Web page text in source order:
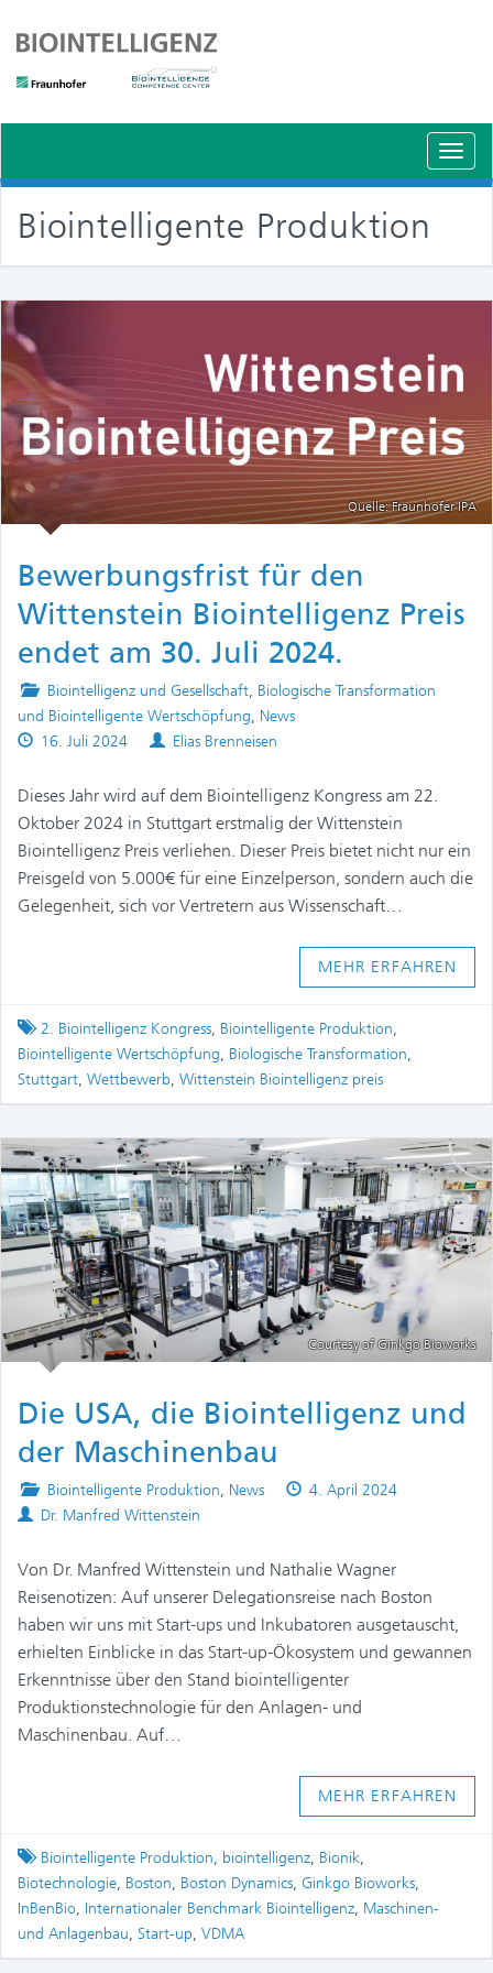
Biointelligente Produktion
Quelle: Fraunhofer IPA
Bewerbungsfrist für den
Wittenstein Biointelligenz Preis
endet am 30. Juli 2024.
Posted
in
Biointelligenz und Gesellschaft, Biologische Transformation
und Biointelligente Wertschöpfung, News
Published
16. Juli 2024 Authors
Elias Brenneisen
Dieses Jahr wird auf dem Biointelligenz Kongress am 22.
Oktober 2024 in Stuttgart erstmalig der Wittenstein
Biointelligenz Preis verliehen. Dieser Preis bietet nicht nur ein
Preisgeld von 5.000€ für eine Einzelperson, sondern auch die
Gelegenheit, sich vor Vertretern aus Wissenschaft…
MEHR ERFAHREN
Tagged
2. Biointelligenz Kongress, Biointelligente Produktion,
Biointelligente Wertschöpfung, Biologische Transformation,
Stuttgart, Wettbewerb, Wittenstein Biointelligenz preis
Courtesy of Ginkgo Bioworks
Die USA, die Biointelligenz und
der Maschinenbau
Posted
in
Biointelligente Produktion, News
Published
4. April 2024
Authors
Dr. Manfred Wittenstein
Von Dr. Manfred Wittenstein und Nathalie Wagner
Reisenotizen: Auf unserer Delegationsreise nach Boston
haben wir uns mit Start-ups und Inkubatoren ausgetauscht,
erhielten Einblicke in das Start-up-Ökosystem und gewannen
Erkenntnisse über den Stand biointelligenter
Produktionstechnologie für den Anlagen- und
Maschinenbau. Auf…
MEHR ERFAHREN
Tagged
Biointelligente Produktion, biointelligenz, Bionik,
Biotechnologie, Boston, Boston Dynamics, Ginkgo Bioworks,
InBenBio, Internationaler Benchmark Biointelligenz, Maschinen-
und Anlagenbau, Start-up, VDMA